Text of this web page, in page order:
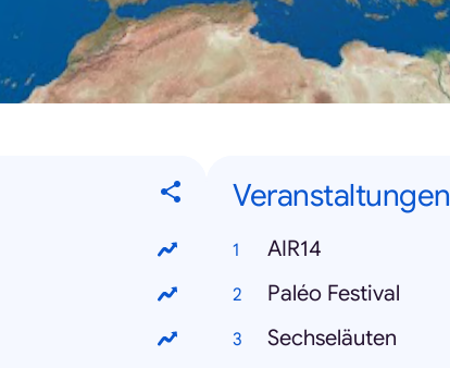
Veranstaltungen
AIR14
Paléo Festival
Sechseläuten